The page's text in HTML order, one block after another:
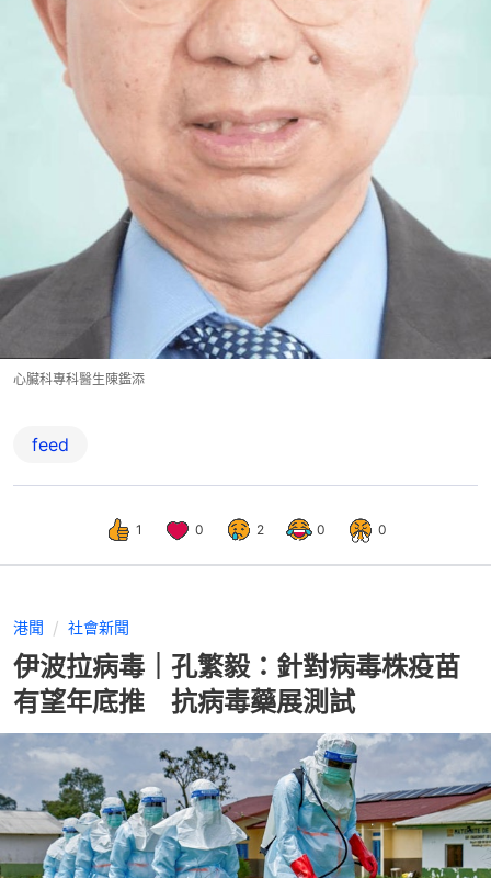
心臟科專科醫生陳鑑添
feed
1 0 2 0 0
港聞 社會新聞
伊波拉病毒｜孔繁毅：針對病毒株疫苗
有望年底推 抗病毒藥展測試